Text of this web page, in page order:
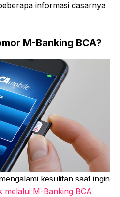
informasi dasarnya
M-Banking BCA?
kesulitan saat ingin
melalui M-Banking BCA